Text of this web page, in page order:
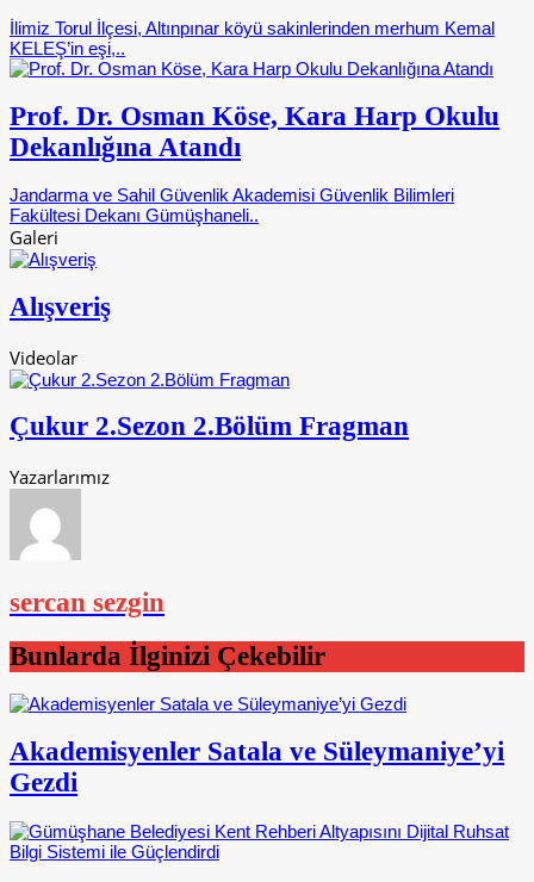
İlimiz Torul İlçesi, Altınpınar köyü sakinlerinden merhum Kemal
KELEŞ’in eşi,..
Prof. Dr. Osman Köse, Kara Harp Okulu
Dekanlığına Atandı
Jandarma ve Sahil Güvenlik Akademisi Güvenlik Bilimleri
Fakültesi Dekanı Gümüşhaneli..
Galeri
Alışveriş
Videolar
Çukur 2.Sezon 2.Bölüm Fragman
Yazarlarımız
sercan sezgin
Bunlarda İlginizi Çekebilir
Akademisyenler Satala ve Süleymaniye’yi
Gezdi